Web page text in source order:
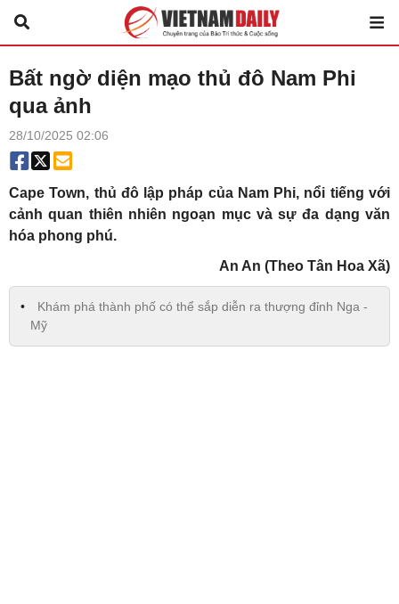
Bất ngờ diện mạo thủ đô Nam Phi
qua ảnh
28/10/2025 02:06
Cape Town, thủ đô lập pháp của Nam Phi, nổi tiếng với
cảnh quan thiên nhiên ngoạn mục và sự đa dạng văn
hóa phong phú.
An An (Theo Tân Hoa Xã)
Khám phá thành phố có thể sắp diễn ra thượng đỉnh Nga -
Mỹ